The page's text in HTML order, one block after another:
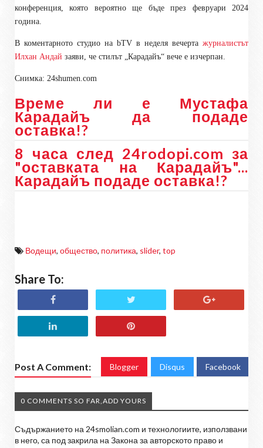
конференция, която вероятно ще бъде през февруари 2024
година.
В коментарното студио на bTV в неделя вечeрта журналистът
Илхан Андай заяви, че стилът „Карадайъ“ вече е изчерпан.
Снимка: 24shumen.com
Време ли е Мустафа
Карадайъ да подаде
оставка!?
8 часа след 24rodopi.com за
"оставката на Карадайъ"...
Карадайъ подаде оставка!?
Водещи, общество, политика, slider, top
Share To:
Post A Comment: Blogger Disqus Facebook
0 COMMENTS SO FAR,ADD YOURS
Съдържанието на 24smolian.com и технологиите, използвани
в него, са под закрила на Закона за авторското право и